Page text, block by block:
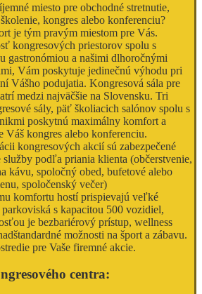
miesto pre obchodné stretnutie,
kongres alebo konferenciu?
je tým pravým miestom pre Vás.
kongresových priestorov spolu s
gastronómiou a našimi dlhoročnými
Vám poskytuje jedinečnú výhodu pri
Vášho podujatia. Kongresová sála pre
medzi najväčšie na Slovensku. Tri
sály, päť školiacich salónov spolu s
poskytnú maximálny komfort a
Váš kongres alebo konferenciu.
kongresových akcií sú zabezpečené
služby podľa priania klienta (občerstvenie,
kávu, spoločný obed, bufetové alebo
spoločenský večer)
komfortu hostí prispievajú veľké
parkoviská s kapacitou 500 vozidiel,
je bezbariérový prístup, wellness
možnosti na šport a zábavu.
pre Vaše firemné akcie.
centra: